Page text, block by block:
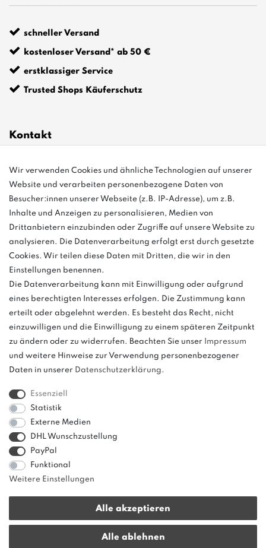
schneller Versand
kostenloser Versand* ab 50 €
erstklassiger Service
Trusted Shops Käuferschutz
Kontakt
info@bonvenon.de
03763 4048350
Montag - Freitag, 08:00 - 16:00
Anrufe aus dem dt. Festnetz zum Ortstarif, Preise aus dem Mobilfunknetz
ggf. abweichend (abhängig vom Provider).
und
weitere.
Wir verwenden Cookies und ähnliche Technologien auf unserer
Website und verarbeiten personenbezogene Daten von
Besucher:innen unserer Webseite (z.B. IP-Adresse), um z.B.
Inhalte und Anzeigen zu personalisieren, Medien von
Drittanbietern einzubinden oder Zugriffe auf unsere Website zu
analysieren. Die Datenverarbeitung erfolgt erst durch gesetzte
Cookies. Wir teilen diese Daten mit Dritten, die wir in den
Einstellungen benennen.
Die Datenverarbeitung kann mit Einwilligung oder aufgrund
eines berechtigten Interesses erfolgen. Die Zustimmung kann
erteilt oder abgelehnt werden. Es besteht das Recht, nicht
einzuwilligen und die Einwilligung zu einem späteren Zeitpunkt
zu ändern oder zu widerrufen. Beachten Sie unser
Impressum
und weitere Hinweise zur Verwendung personenbezogener
Daten in unserer Daten­schutz­erklärung.
Essenziell
Statistik
Externe Medien
DHL Wunschzustellung
PayPal
Funktional
Weitere Einstellungen
Alle akzeptieren
Alle ablehnen
Sinne einer Preisermäßigung, sondern lediglich
einen Preisvergleich zur unverbindlichen
Preisempfehlung seitens des Herstellers dar.